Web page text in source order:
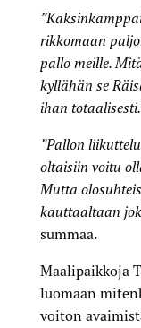
rikkomaan
pallo meille.
kyllähän se
ihan
”Pallon
oltaisiin voitu
Mutta
kauttaaltaan
summaa.
Maalipaikkoja
luomaan
voiton